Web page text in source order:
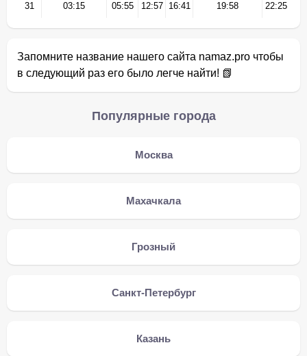
31 03:15 05:55 12:57 16:41 19:58 22:25
Запомните название нашего сайта namaz.pro чтобы
в следующий раз его было легче найти! 📗
Популярные города
Москва
Махачкала
Грозный
Санкт-Петербург
Казань